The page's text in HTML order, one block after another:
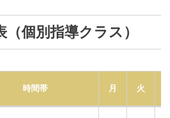
（個別指導クラス）
時間帯 月 火